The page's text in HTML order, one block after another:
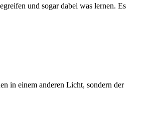
und sogar dabei was lernen. Es
in einem anderen Licht, sondern der